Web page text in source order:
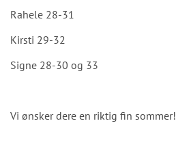
Rahele 28-31
Kirsti 29-32
Signe 28-30 og 33
Vi ønsker dere en riktig fin sommer!